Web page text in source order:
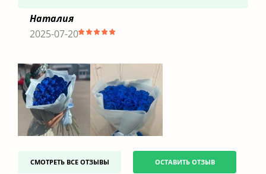
Наталия
2025-07-20
СМОТРЕТЬ ВСЕ ОТЗЫВЫ ОСТАВИТЬ ОТЗЫВ